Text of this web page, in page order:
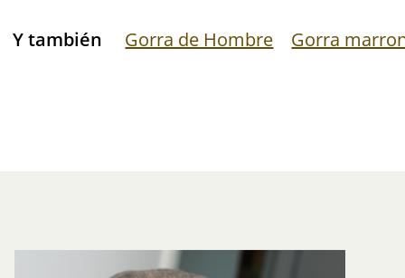
Y también Gorra de Hombre Gorra